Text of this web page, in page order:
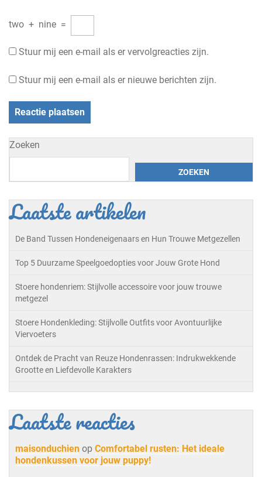
two + nine =
Stuur mij een e-mail als er vervolgreacties zijn.
Stuur mij een e-mail als er nieuwe berichten zijn.
Zoeken
ZOEKEN
Laatste artikelen
De Band Tussen Hondeneigenaars en Hun Trouwe Metgezellen
Top 5 Duurzame Speelgoedopties voor Jouw Grote Hond
Stoere hondenriem: Stijlvolle accessoire voor jouw trouwe
metgezel
Stoere Hondenkleding: Stijlvolle Outfits voor Avontuurlijke
Viervoeters
Ontdek de Pracht van Reuze Hondenrassen: Indrukwekkende
Grootte en Liefdevolle Karakters
Laatste reacties
maisonduchien op Comfortabel rusten: Het ideale
hondenkussen voor jouw puppy!